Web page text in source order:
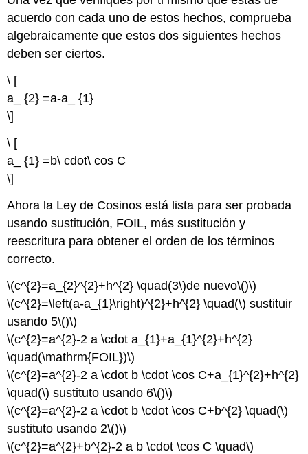
acuerdo con cada uno de estos hechos, comprueba
algebraicamente que estos dos siguientes hechos
deben ser ciertos.
\ [
a_ {2} =a-a_ {1}
\]
\ [
a_ {1} =b\ cdot\ cos C
\]
Ahora la Ley de Cosinos está lista para ser probada
usando sustitución, FOIL, más sustitución y
reescritura para obtener el orden de los términos
correcto.
\(c^{2}=a_{2}^{2}+h^{2} \quad(3\)de nuevo\()\)
\(c^{2}=\left(a-a_{1}\right)^{2}+h^{2} \quad(\) sustituir
usando 5\()\)
\(c^{2}=a^{2}-2 a \cdot a_{1}+a_{1}^{2}+h^{2}
\quad(\mathrm{FOIL})\)
\(c^{2}=a^{2}-2 a \cdot b \cdot \cos C+a_{1}^{2}+h^{2}
\quad(\) sustituto usando 6\()\)
\(c^{2}=a^{2}-2 a \cdot b \cdot \cos C+b^{2} \quad(\)
sustituto usando 2\()\)
\(c^{2}=a^{2}+b^{2}-2 a b \cdot \cos C \quad\)